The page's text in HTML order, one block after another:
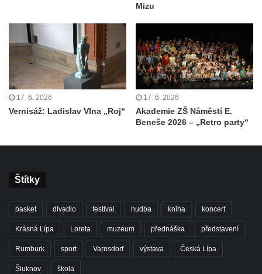
Mizu
17. 6. 2026
Vernisáž: Ladislav Vlna „Roj“
17. 6. 2026
Akademie ZŠ Náměstí E.
Beneše 2026 – „Retro party“
Štítky
basket divadlo festival hudba kniha koncert
Krásná Lípa Loreta muzeum přednáška představení
Rumburk sport Varnsdorf výstava Česká Lípa
Šluknov škola